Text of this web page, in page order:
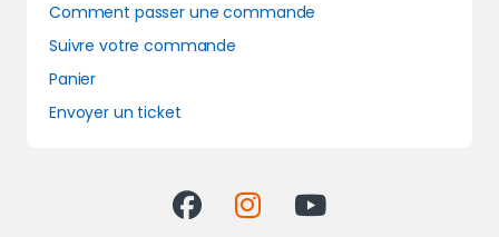
Comment passer une commande
Suivre votre commande
Panier
Envoyer un ticket